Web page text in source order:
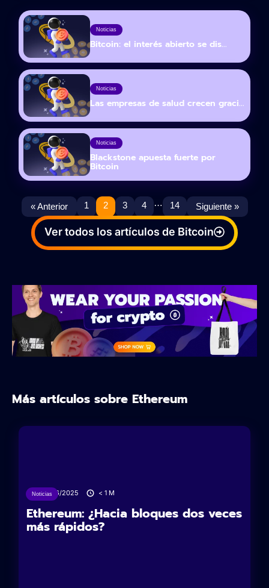
Noticias
Bitcoin: el interés abierto se dis...
Noticias
Las empresas de salud crecen graci...
Noticias
Blackstone apuesta fuerte por
Bitcoin
« Anterior 1 2 3 4 … 14 Siguiente »
Ver todos los artículos de Bitcoin
Más artículos sobre Ethereum
Noticias
24/06/2025 < 1 M
Ethereum: ¿Hacia bloques dos veces
más rápidos?